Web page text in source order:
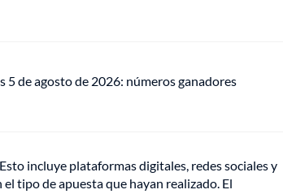
de agosto de 2026: números ganadores
incluye plataformas digitales, redes sociales y
tipo de apuesta que hayan realizado. El